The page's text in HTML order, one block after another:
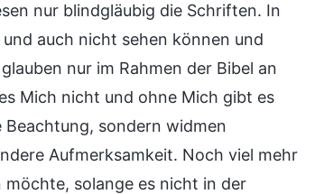
nur blindgläubig die Schriften. In
auch nicht sehen können und
nur im Rahmen der Bibel an
Mich nicht und ohne Mich gibt es
Beachtung, sondern widmen
Aufmerksamkeit. Noch viel mehr
solange es nicht in der